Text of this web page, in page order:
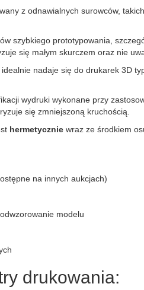
z odnawialnych surowców,
szybkiego prototypowania,
się małym skurczem oraz nie
nadaje się do drukarek 3D
wydruki wykonane przy
się zmniejszoną kruchością.
hermetycznie wraz ze środkiem
na innych aukcjach)
modelu
drukowania: